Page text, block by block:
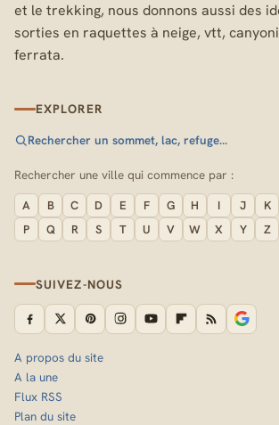
et le trekking, nous donnons aussi des
sorties en raquettes à neige, vtt,
ferrata.
EXPLORER
Rechercher un sommet, lac, refuge…
Rechercher une ville qui commence par :
A B C D E F G H I J K
P
Q R S T U V W X Y Z
SUIVEZ-NOUS
A propos du site
A la une
Flux RSS
Plan du site